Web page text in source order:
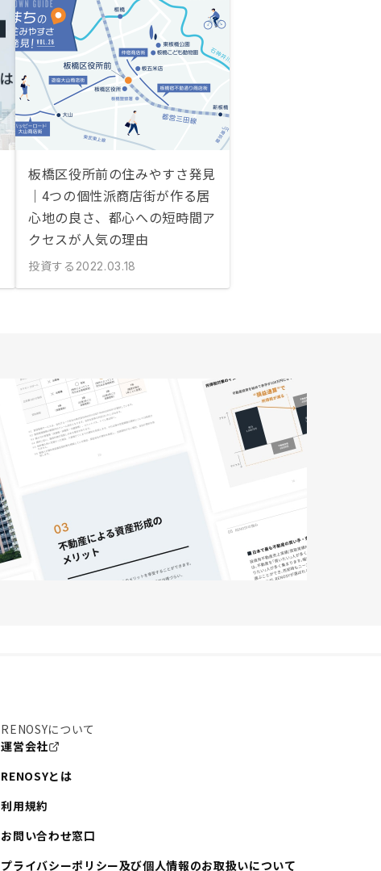
板橋区役所前の住みやすさ発見
｜4つの個性派商店街が作る居
心地の良さ、都心への短時間ア
クセスが人気の理由
投資する 2022.03.18
RENOSYについて
運営会社
RENOSYとは
利用規約
お問い合わせ窓口
プライバシーポリシー及び個人情報のお取扱いについて